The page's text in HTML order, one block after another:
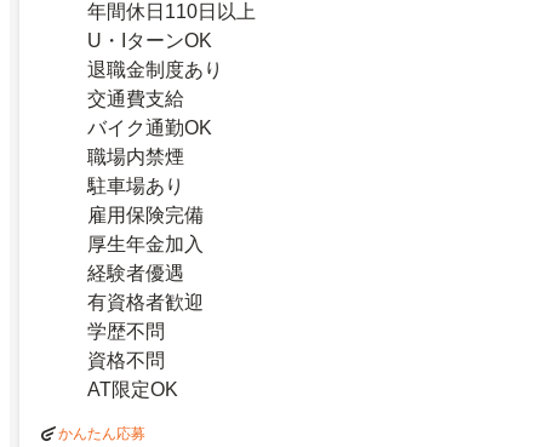
年間休日110日以上
U・IターンOK
退職金制度あり
交通費支給
バイク通勤OK
職場内禁煙
駐車場あり
雇用保険完備
厚生年金加入
経験者優遇
有資格者歓迎
学歴不問
資格不問
AT限定OK
かんたん応募